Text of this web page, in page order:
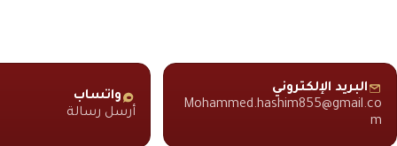
البريد الإلكتروني
Mohammed.hashim855@gmail.co
m
واتساب
أرسل رسالة